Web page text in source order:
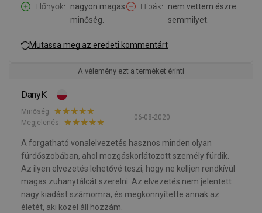
Előnyök
nagyon magas
minőség.
Hibák
nem vettem észre
semmilyet.
Mutassa meg az eredeti kommentárt
A vélemény ezt a terméket érinti
DanyK
06-08-2020
Minőség:
Megjelenés:
A forgatható vonalelvezetés hasznos minden olyan
fürdőszobában, ahol mozgáskorlátozott személy fürdik.
Az ilyen elvezetés lehetővé teszi, hogy ne kelljen rendkívül
magas zuhanytálcát szerelni. Az elvezetés nem jelentett
nagy kiadást számomra, és megkönnyítette annak az
életét, aki közel áll hozzám.